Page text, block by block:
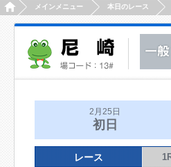
HOMEメインメニュー 本日のレース
2月25日
初日
レース